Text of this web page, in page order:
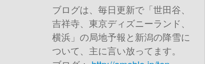
ブログは、毎日更新で「世田谷、
吉祥寺、東京ディズニーランド、
横浜」の局地予報と新潟の降雪に
ついて、主に言い放ってます。